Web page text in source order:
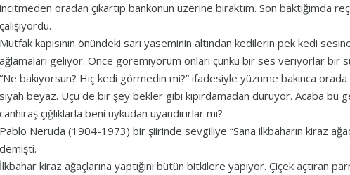
incitmeden oradan çıkartıp bankonun üzerine bıraktım. Son baktığımda
çalışıyordu.
Mutfak kapısının önündeki sarı yaseminin altından kedilerin pek kedi
ağlamaları geliyor. Önce göremiyorum onları çünkü bir ses veriyorlar bir
“Ne bakıyorsun? Hiç kedi görmedin mi?” ifadesiyle yüzüme bakınca
siyah beyaz. Üçü de bir şey bekler gibi kıpırdamadan duruyor. Acaba bu
canhıraş çığlıklarla beni uykudan uyandırırlar mı?
Pablo Neruda (1904-1973) bir şiirinde sevgiliye “Sana ilkbaharın kiraz
demişti.
İlkbahar kiraz ağaçlarına yaptığını bütün bitkilere yapıyor. Çiçek açtıran